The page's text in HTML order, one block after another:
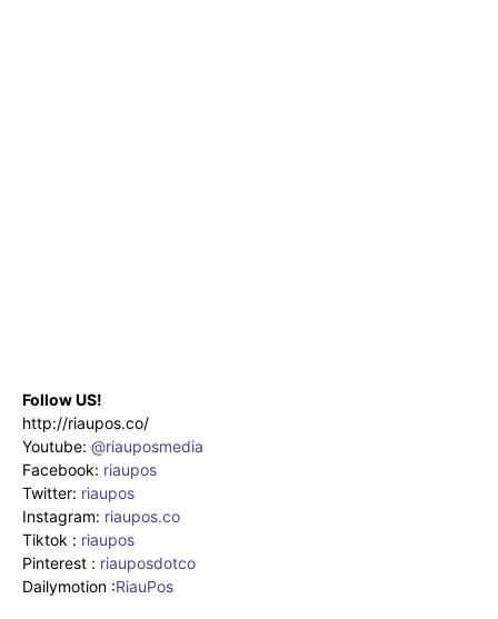
Follow US!
http://riaupos.co/
Youtube: @riauposmedia
Facebook: riaupos
Twitter: riaupos
Instagram: riaupos.co
Tiktok : riaupos
Pinterest : riauposdotco
Dailymotion :RiauPos